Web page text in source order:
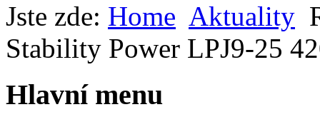
Jste zde: Home Aktuality
Stability Power LPJ9-25
Hlavní menu